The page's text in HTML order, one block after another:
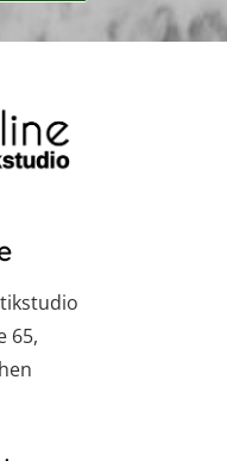
65,